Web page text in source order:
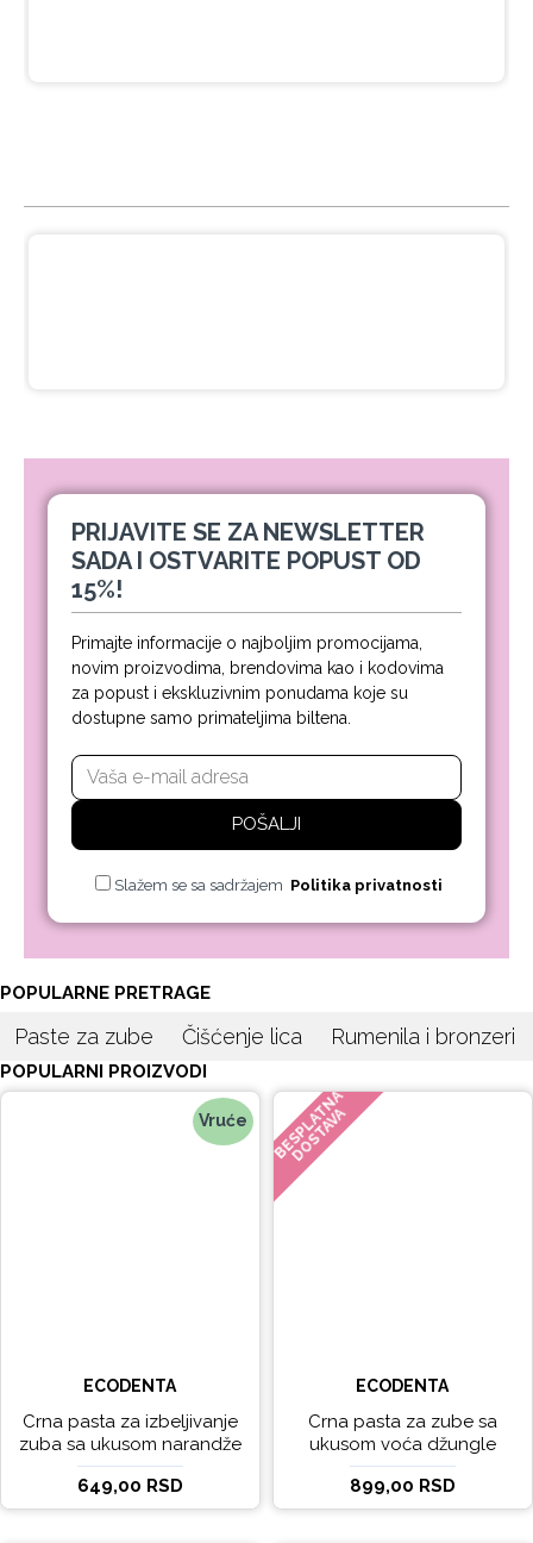
PRIJAVITE SE ZA NEWSLETTER
SADA I OSTVARITE POPUST OD
15%!
Primajte informacije o najboljim promocijama,
novim proizvodima, brendovima kao i kodovima
za popust i ekskluzivnim ponudama koje su
dostupne samo primateljima biltena.
POŠALJI
Slažem se sa sadržajem Politika privatnosti
POPULARNE PRETRAGE
Paste za zube Čišćenje lica Rumenila i bronzeri
POPULARNI PROIZVODI
Vruće
ECODENTA
Crna pasta za izbeljivanje
zuba sa ukusom narandže
Ecodenta 100 ml
649,00 RSD
BESPLATNA
DOSTAVA
ECODENTA
Crna pasta za zube sa
ukusom voća džungle
Ecodenta 75 ml
899,00 RSD